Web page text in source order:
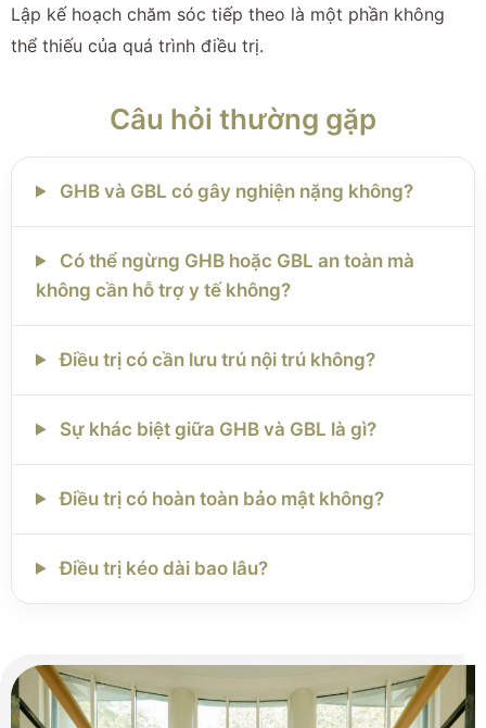
Lập kế hoạch chăm sóc tiếp theo là một phần không
thể thiếu của quá trình điều trị.
Câu hỏi thường gặp
GHB và GBL có gây nghiện nặng không?
Có thể ngừng GHB hoặc GBL an toàn mà
không cần hỗ trợ y tế không?
Điều trị có cần lưu trú nội trú không?
Sự khác biệt giữa GHB và GBL là gì?
Điều trị có hoàn toàn bảo mật không?
Điều trị kéo dài bao lâu?